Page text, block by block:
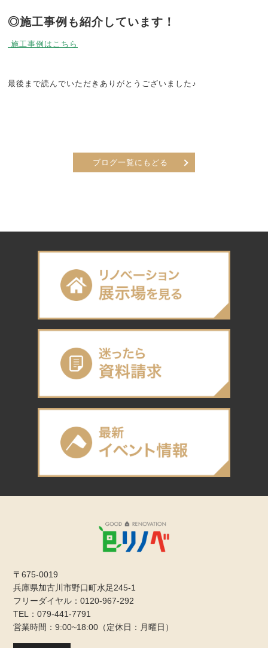
◎施工事例も紹介しています！
施工事例はこちら
最後まで読んでいただきありがとうございました♪
ブログ一覧にもどる
〒675-0019
兵庫県加古川市野口町水足245-1
フリーダイヤル：0120-967-292
TEL：079-441-7791
営業時間：9:00~18:00（定休日：月曜日）